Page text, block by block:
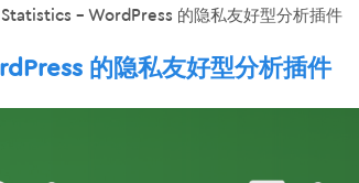
– WordPress 的隐私友好型分析插件
的隐私友好型分析插件